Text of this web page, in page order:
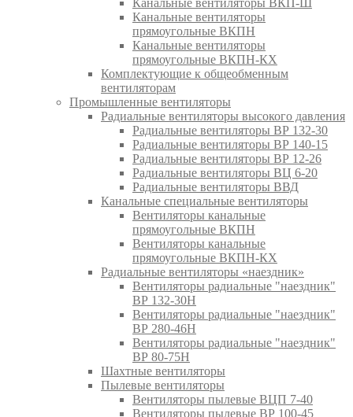
Канальные вентиляторы ВКП-Ш
Канальные вентиляторы
прямоугольные ВКПН
Канальные вентиляторы
прямоугольные ВКПН-КХ
Комплектующие к общеобменным
вентиляторам
Промышленные вентиляторы
Радиальные вентиляторы высокого давления
Радиальные вентиляторы ВР 132-30
Радиальные вентиляторы ВР 140-15
Радиальные вентиляторы ВР 12-26
Радиальные вентиляторы ВЦ 6-20
Радиальные вентиляторы ВВД
Канальные специальные вентиляторы
Вентиляторы канальные
прямоугольные ВКПН
Вентиляторы канальные
прямоугольные ВКПН-КХ
Радиальные вентиляторы «наездник»
Вентиляторы радиальные "наездник"
ВР 132-30Н
Вентиляторы радиальные "наездник"
ВР 280-46Н
Вентиляторы радиальные "наездник"
ВР 80-75Н
Шахтные вентиляторы
Пылевые вентиляторы
Вентиляторы пылевые ВЦП 7-40
Вентиляторы пылевые ВР 100-45